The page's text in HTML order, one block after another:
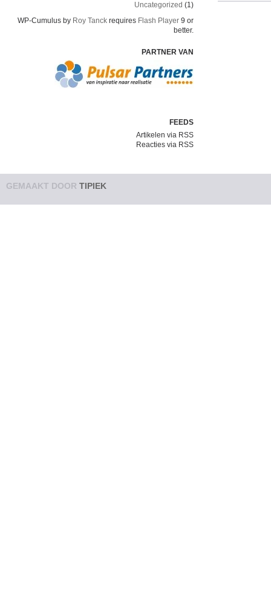
Uncategorized (1)
WP-Cumulus by Roy Tanck requires Flash Player 9 or
better.
PARTNER VAN
FEEDS
Artikelen via RSS
Reacties via RSS
GEMAAKT DOOR TIPIEK